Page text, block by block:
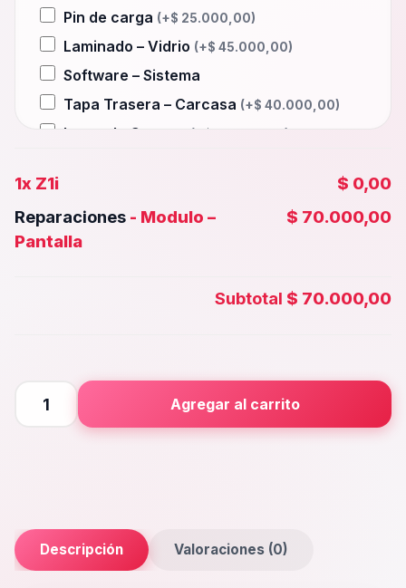
Pin de carga (+$ 25.000,00)
Laminado – Vidrio (+$ 45.000,00)
Software – Sistema
Tapa Trasera – Carcasa (+$ 40.000,00)
Lente de Camara
Camara Trasera(+$ 40.000,00
Camara frontal, Selfie – Face id
(+$25.000,00 )
Placa Principal
1x Z1i
$ 0,00
Reparaciones - Modulo –
Pantalla
$ 70.000,00
Subtotal $ 70.000,00
cantidad
Agregar al carrito
Descripción Valoraciones (0)